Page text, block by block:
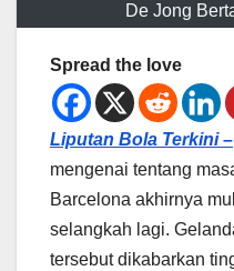
De Jong
Spread the love
Liputan Bola Terkini –
mengenai tentang
Barcelona akhirnya
selangkah lagi.
tersebut dikabarkan